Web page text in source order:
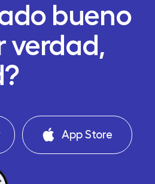
bueno
verdad,
App Store